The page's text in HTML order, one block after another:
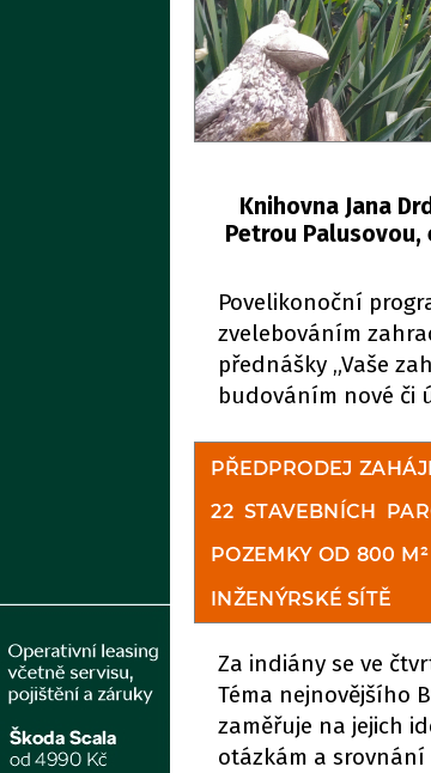
Knihovna Jana
Petrou
Povelikonoční
zvelebováním
přednášky „Vaše
budováním nové či
Za indiány se ve
Téma nejnovějšího
zaměřuje na jejich
otázkám a